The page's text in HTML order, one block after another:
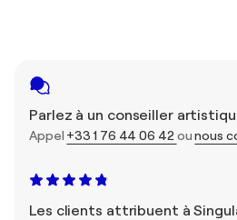
Parlez à un conseiller
Appel +33 1 76 44 06 42 ounous
Les clients attribuent à